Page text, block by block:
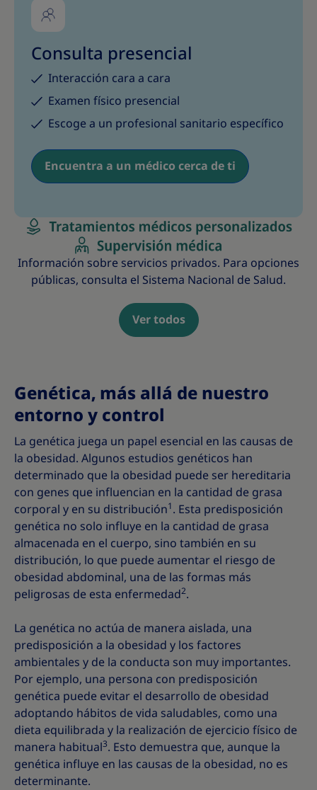
Consulta presencial
Interacción cara a cara
Examen físico presencial
Escoge a un profesional sanitario específico
Encuentra a un médico cerca de ti
Información sobre servicios privados. Para opciones
públicas, consulta el Sistema Nacional de Salud.
Ver todos
Genética, más allá de nuestro
entorno y control
La genética juega un papel esencial en las causas de
la obesidad. Algunos estudios genéticos han
determinado que la obesidad puede ser hereditaria
con genes que influencian en la cantidad de grasa
corporal y en su distribución1. Esta predisposición
genética no solo influye en la cantidad de grasa
almacenada en el cuerpo, sino también en su
distribución, lo que puede aumentar el riesgo de
obesidad abdominal, una de las formas más
peligrosas de esta enfermedad2.
La genética no actúa de manera aislada, una
predisposición a la obesidad y los factores
ambientales y de la conducta son muy importantes.
Por ejemplo, una persona con predisposición
genética puede evitar el desarrollo de obesidad
adoptando hábitos de vida saludables, como una
dieta equilibrada y la realización de ejercicio físico de
manera habitual3. Esto demuestra que, aunque la
genética influye en las causas de la obesidad, no es
determinante.